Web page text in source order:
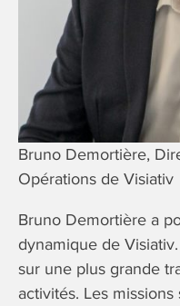
Bruno Demortière,
Opérations de Visiativ
Bruno Demortière a
dynamique de
sur une plus grande
activités. Les